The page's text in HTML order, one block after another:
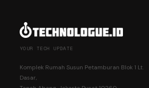
YOUR TECH UPDATE
Komplek Rumah Susun Petamburan Blok 1 Lt.
Dasar,